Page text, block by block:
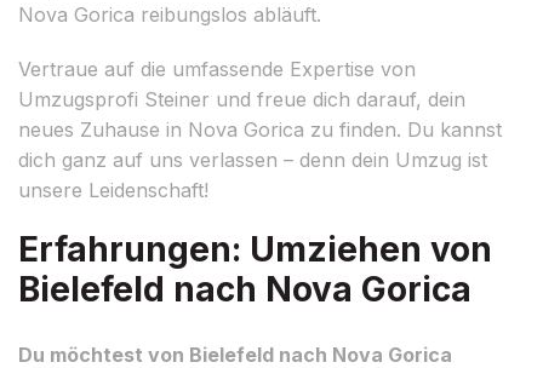
Nova Gorica reibungslos abläuft.
Vertraue auf die umfassende Expertise von
Umzugsprofi Steiner und freue dich darauf, dein
neues Zuhause in Nova Gorica zu finden. Du kannst
dich ganz auf uns verlassen – denn dein Umzug ist
unsere Leidenschaft!
Erfahrungen: Umziehen von
Bielefeld nach Nova Gorica
Du möchtest von Bielefeld nach Nova Gorica